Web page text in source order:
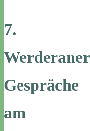
7.
Werderaner
Gespräche
am